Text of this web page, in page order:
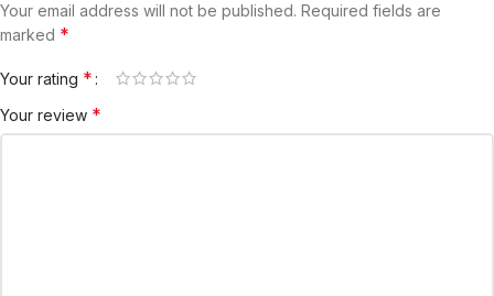
Your email address will not be published. Required fields are
marked *
Your rating *
Your review *